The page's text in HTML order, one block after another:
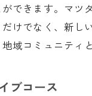
試乗がもたら
地域イベント
地元とのつなが
できます。マ
けでなく、新
域コミュニティ
ブコース